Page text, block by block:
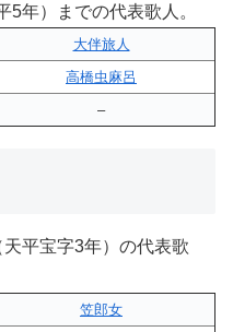
年）までの代表歌人。
大伴旅人
高橋虫麻呂
–
平宝字3年）の代表歌
笠郎女